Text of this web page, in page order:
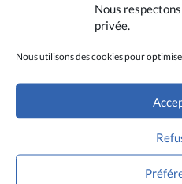
Nous
privée.
Nous utilisons des cookies pour